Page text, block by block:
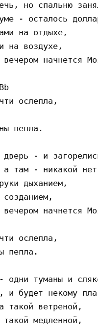
но спальню
- осталось
на отдыхе,
на воздухе,
начнется
ослепла,
пепла.
дверь - и
а там - никакой
дыханием,
начнется
ослепла,
пепла.
одни туманы и
и будет некому
такой ветреной,
медленной,